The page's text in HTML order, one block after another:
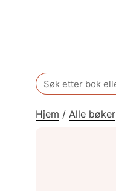
Search
for:
Hjem / Alle bøker